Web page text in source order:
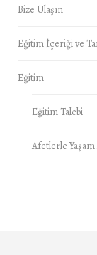
Bize Ulaşın
Eğitim İçeriği ve
Eğitim
Eğitim Talebi
Afetlerle